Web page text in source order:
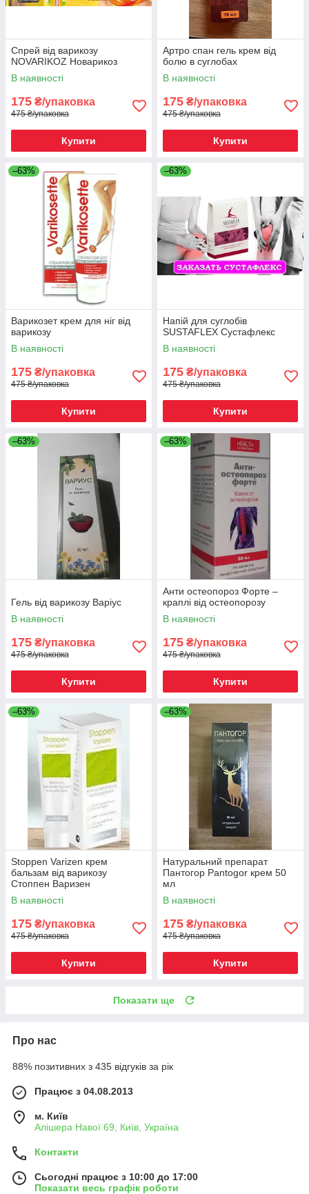
Спрей від варикозу
NOVARIKOZ Новарикоз
В наявності
175 ₴/упаковка
475 ₴/упаковка
Купити
Артро спан гель крем від
болю в суглобах
В наявності
175 ₴/упаковка
475 ₴/упаковка
Купити
–63%
Варикозет крем для ніг від
варикозу
В наявності
175 ₴/упаковка
475 ₴/упаковка
Купити
–63%
Напій для суглобів
SUSTAFLEX Сустафлекс
В наявності
175 ₴/упаковка
475 ₴/упаковка
Купити
–63%
Гель від варикозу Варіус
В наявності
175 ₴/упаковка
475 ₴/упаковка
Купити
–63%
Анти остеопороз Форте –
краплі від остеопорозу
В наявності
175 ₴/упаковка
475 ₴/упаковка
Купити
–63%
Stoppen Varizen крем
бальзам від варикозу
Стоппен Варизен
В наявності
175 ₴/упаковка
475 ₴/упаковка
Купити
–63%
Натуральний препарат
Пантогор Pantogor крем 50
мл
В наявності
175 ₴/упаковка
475 ₴/упаковка
Купити
Показати ще
Про нас
88% позитивних з 435 відгуків за рік
Працює з 04.08.2013
м. Київ
Алішера Навої 69, Київ, Україна
Контакти
Сьогодні працює з 10:00 до 17:00
Показати весь графік роботи